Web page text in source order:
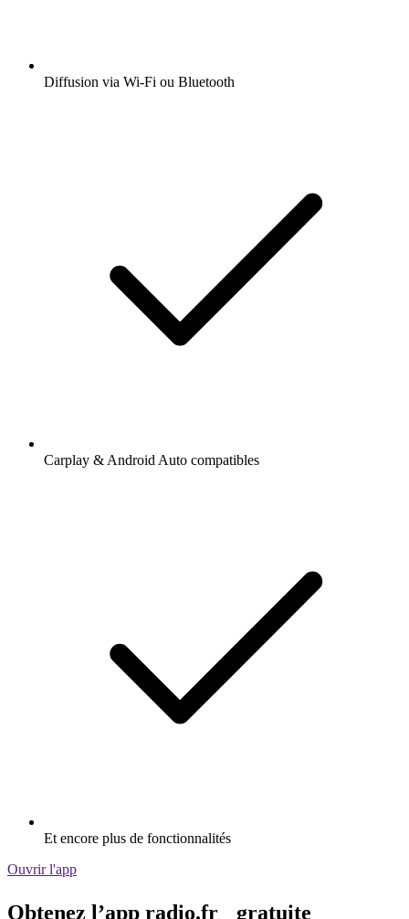
Diffusion via Wi-Fi ou Bluetooth
Carplay & Android Auto compatibles
Et encore plus de fonctionnalités
Ouvrir l'app
Obtenez l’app radio.fr gratuite